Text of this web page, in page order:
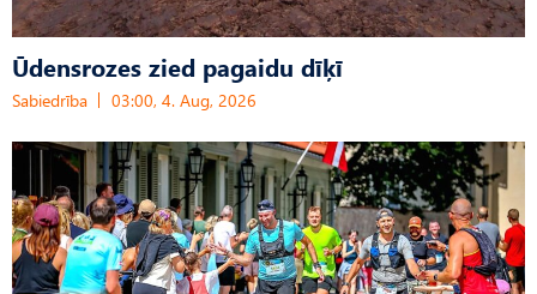
Ūdensrozes zied pagaidu dīķī
Sabiedrība 03:00, 4. Aug, 2026